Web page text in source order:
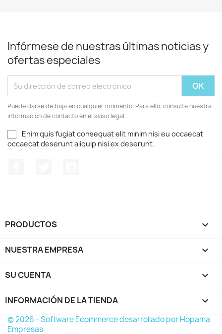
Infórmese de nuestras últimas noticias y
ofertas especiales
Puede darse de baja en cualquier momento. Para ello, consulte nuestra
información de contacto en el aviso legal.
Enim quis fugiat consequat elit minim nisi eu occaecat
occaecat deserunt aliquip nisi ex deserunt.
PRODUCTOS 
NUESTRA EMPRESA 
SU CUENTA 
INFORMACIÓN DE LA TIENDA keyboard_arrow_down
© 2026 - Software Ecommerce desarrollado por Hopama
Empresas